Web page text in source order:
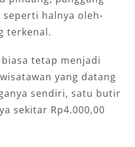
halnya oleh-
terkenal.
tetap menjadi
yang datang
sendiri, satu butir
sekitar Rp4.000,00